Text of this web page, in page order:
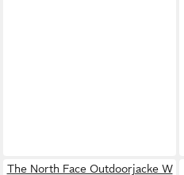
The North Face Outdoorjacke W